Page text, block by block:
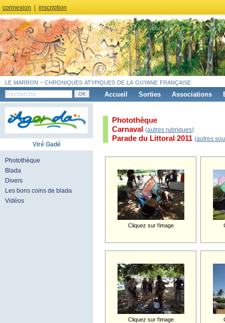
connexion inscription
le marron - chroniques atypiques de la guyane française
Accueil Sorties Associations
Viré Gadé
Photothèque
Blada
Divers
Les bons coins de blada
Vidéos
Photothèque
Carnaval (autres rubriques)
Parade du Littoral 2011 (autres
Cliquez sur l'image
Cliquez sur l'image